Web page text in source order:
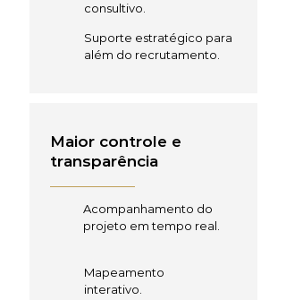
consultivo.
Suporte estratégico para
além do recrutamento.
Maior controle e
transparência
Acompanhamento do
projeto em tempo real.
Mapeamento
interativo.